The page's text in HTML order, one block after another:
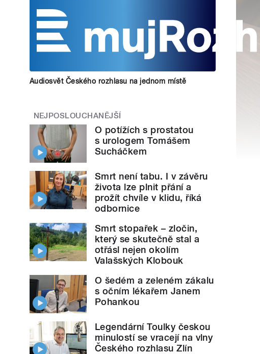
Audiosvět Českého rozhlasu na jednom místě
NEJPOSLOUCHANĚJŠÍ
O potížích s prostatou
s urologem Tomášem
Sucháčkem
Smrt není tabu. I v závěru
života lze plnit přání a
prožít chvíle v klidu, říká
odbornice
Smrt stopařek – zločin,
který se skutečně stal a
otřásl nejen okolím
Valašských Klobouk
O šedém a zeleném zákalu
s očním lékařem Janem
Pohankou
Legendární Toulky českou
minulostí se vracejí na vlny
Českého rozhlasu Zlín